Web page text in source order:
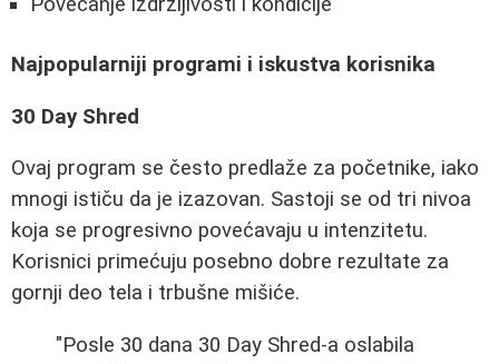
Najpopularniji programi i iskustva korisnika
30 Day Shred
Ovaj program se često predlaže za početnike, iako
mnogi ističu da je izazovan. Sastoji se od tri nivoa
koja se progresivno povećavaju u intenzitetu.
Korisnici primećuju posebno dobre rezultate za
gornji deo tela i trbušne mišiće.
"Posle 30 dana 30 Day Shred-a oslabila